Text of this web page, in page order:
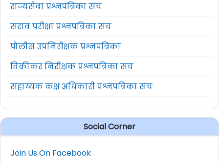
राज्यसेवा प्रश्नपत्रिका संच
सराव परीक्षा प्रश्नपत्रिका संच
पोलीस उपनिरीक्षक प्रश्नपत्रिका
विक्रीकर निरीक्षक प्रश्नपत्रिका संच
सहाय्यक कक्ष अधिकारी प्रश्नपत्रिका संच
Social Corner
Join Us On Facebook